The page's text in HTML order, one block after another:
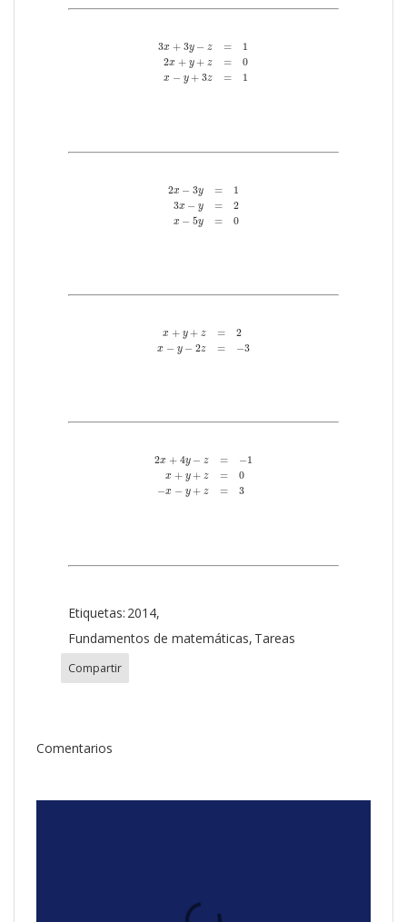
3x + 3y − z =
1
2x + y + z = 0
x − y + 3z = 1
3x+ 3 y−z 12 z
2x − 3y =
1
3x − y = 2
x − 5y = 0
2x− y=1 =
x + y + z = 2
x − y − 2z = −3
+y + z= 2 x− =−
2x + 4y − z = −1
x + y + z =
0
−x − y + z = 3
2x+ 4 y−z −1 =0
Etiquetas: 2014
Fundamentos de matemáticas Tareas
Compartir
Comentarios